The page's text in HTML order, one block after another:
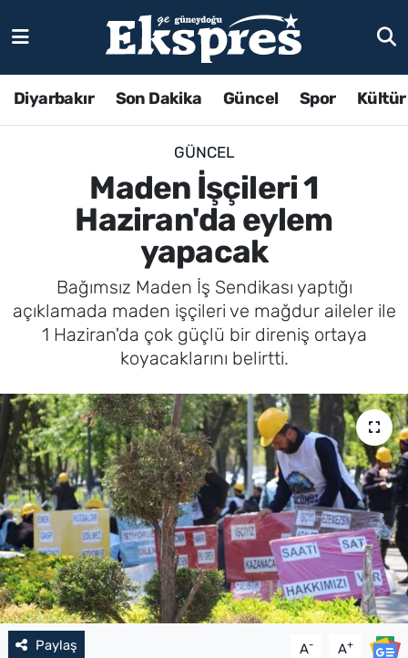
Diyarbakır Son Dakika Güncel Spor
GÜNCEL
Maden İşçileri 1
Haziran'da eylem
yapacak
Bağımsız Maden İş Sendikası yaptığı
açıklamada maden işçileri ve mağdur aileler ile
1 Haziran'da çok güçlü bir direniş ortaya
koyacaklarını belirtti.
Paylaş A- A+